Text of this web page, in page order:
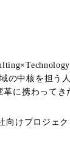
が真に融
中核を担
門性は歓迎しますが
には顧客と
けプロジェ